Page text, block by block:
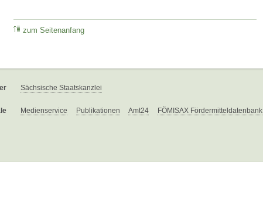
zum Seitenanfang
Sächsische Staatskanzlei
Medienservice Publikationen Amt24 FÖMISAX Fördermitteldatenbank